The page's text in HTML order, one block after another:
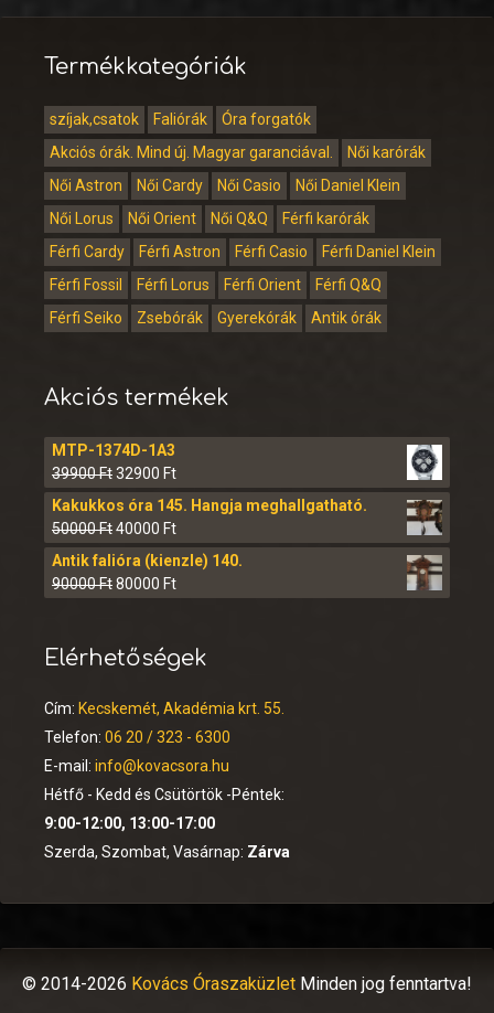
Termékkategóriák
szíjak,csatok Faliórák
Óra forgatók
Akciós órák. Mind új. Magyar garanciával.
Női karórák
Női Astron
Női Cardy Női Casio
Női Daniel Klein
Női Lorus
Női Orient Női Q&Q
Férfi karórák
Férfi Cardy
Férfi Astron Férfi Casio
Férfi Daniel Klein
Férfi Fossil
Férfi Lorus Férfi Orient
Férfi Q&Q
Férfi Seiko
Zsebórák Gyerekórák Antik órák
Akciós termékek
MTP-1374D-1A3
39900Ft32900 Ft
Kakukkos óra 145. Hangja meghallgatható.
50000Ft40000 Ft
Antik falióra (kienzle) 140.
90000Ft80000 Ft
Elérhetőségek
Cím: Kecskemét, Akadémia krt. 55.
Telefon: 06 20 / 323 - 6300
E-mail: info@kovacsora.hu
Hétfő - Kedd és Csütörtök -Péntek:
9:00-12:00, 13:00-17:00
Szerda, Szombat, Vasárnap: Zárva
© 2014-2026 Kovács Óraszaküzlet Minden jog fenntartva!